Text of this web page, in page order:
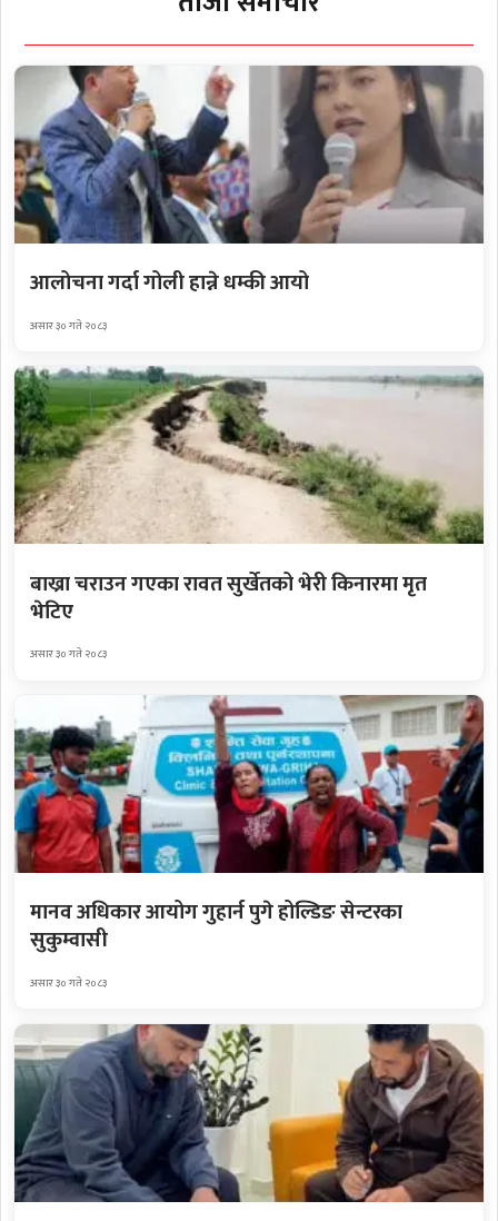
आलोचना गर्दा गोली हान्ने धम्की आयो
असार ३० गते २०८३
बाख्रा चराउन गएका रावत सुर्खेतको भेरी किनारमा मृत
भेटिए
असार ३० गते २०८३
मानव अधिकार आयोग गुहार्न पुगे होल्डिङ सेन्टरका
सुकुम्वासी
असार ३० गते २०८३